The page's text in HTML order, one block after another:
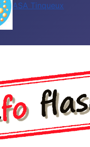
ASA Tinqueux